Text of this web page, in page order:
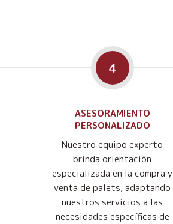
4
ASESORAMIENTO
PERSONALIZADO
Nuestro equipo experto
brinda orientación
especializada en la compra y
venta de palets, adaptando
nuestros servicios a las
necesidades específicas de